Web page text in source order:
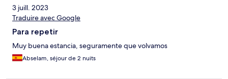
3 juill. 2023
Traduire avec Google
Para repetir
Muy buena estancia, seguramente que volvamos
Abselam, séjour de 2 nuits